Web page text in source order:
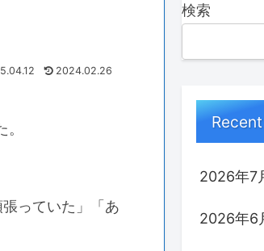
2024.02.26
っていた」「あ
検索
2026年7
2026年6